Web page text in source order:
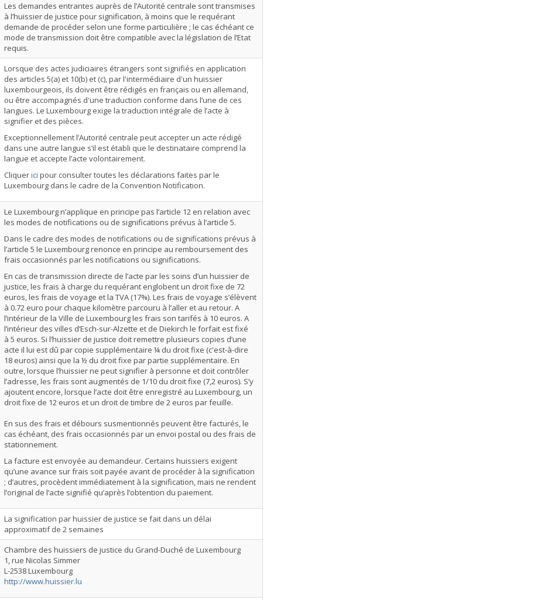
Les demandes entrantes auprès de l’Autorité centrale sont transmises
à l’huissier de justice pour signification, à moins que le requérant
demande de procéder selon une forme particulière ; le cas échéant ce
mode de transmission doit être compatible avec la législation de l’Etat
requis.
Lorsque des actes judiciaires étrangers sont signifiés en application
des articles 5(a) et 10(b) et (c), par l'intermédiaire d'un huissier
luxembourgeois, ils doivent être rédigés en français ou en allemand,
ou être accompagnés d'une traduction conforme dans l’une de ces
langues. Le Luxembourg exige la traduction intégrale de l’acte à
signifier et des pièces.
Exceptionnellement l’Autorité centrale peut accepter un acte rédigé
dans une autre langue s’il est établi que le destinataire comprend la
langue et accepte l’acte volontairement.
Cliquerici pour consulter toutes les déclarations faites par le
Luxembourg dans le cadre de la Convention Notification.
Le Luxembourg n’applique en principe pas l’article 12 en relation avec
les modes de notifications ou de significations prévus à l’article 5.
Dans le cadre des modes de notifications ou de significations prévus à
l’article 5 le Luxembourg renonce en principe au remboursement des
frais occasionnés par les notifications ou significations.
En cas de transmission directe de l’acte par les soins d’un huissier de
justice, les frais à charge du requérant englobent un droit fixe de 72
euros, les frais de voyage et la TVA (17%). Les frais de voyage s’élèvent
à 0.72 euro pour chaque kilomètre parcouru à l’aller et au retour. A
l’intérieur de la Ville de Luxembourg les frais son tarifés à 10 euros. A
l’intérieur des villes d’Esch-sur-Alzette et de Diekirch le forfait est fixé
à 5 euros. Si l’huissier de justice doit remettre plusieurs copies d’une
acte il lui est dû par copie supplémentaire ¼ du droit fixe (c'est-à-dire
18 euros) ainsi que la ½ du droit fixe par partie supplémentaire. En
outre, lorsque l’huissier ne peut signifier à personne et doit contrôler
l’adresse, les frais sont augmentés de 1/10 du droit fixe (7,2 euros). S’y
ajoutent encore, lorsque l’acte doit être enregistré au Luxembourg, un
droit fixe de 12 euros et un droit de timbre de 2 euros par feuille.
En sus des frais et débours susmentionnés peuvent être facturés, le
cas échéant, des frais occasionnés par un envoi postal ou des frais de
stationnement.
La facture est envoyée au demandeur. Certains huissiers exigent
qu’une avance sur frais soit payée avant de procéder à la signification
; d’autres, procèdent immédiatement à la signification, mais ne rendent
l’original de l’acte signifié qu’après l’obtention du paiement.
La signification par huissier de justice se fait dans un délai
approximatif de 2 semaines
Chambre des huissiers de justice du Grand-Duché de Luxembourg
1, rue Nicolas Simmer
L-2538 Luxembourg
http://www.huissier.lu